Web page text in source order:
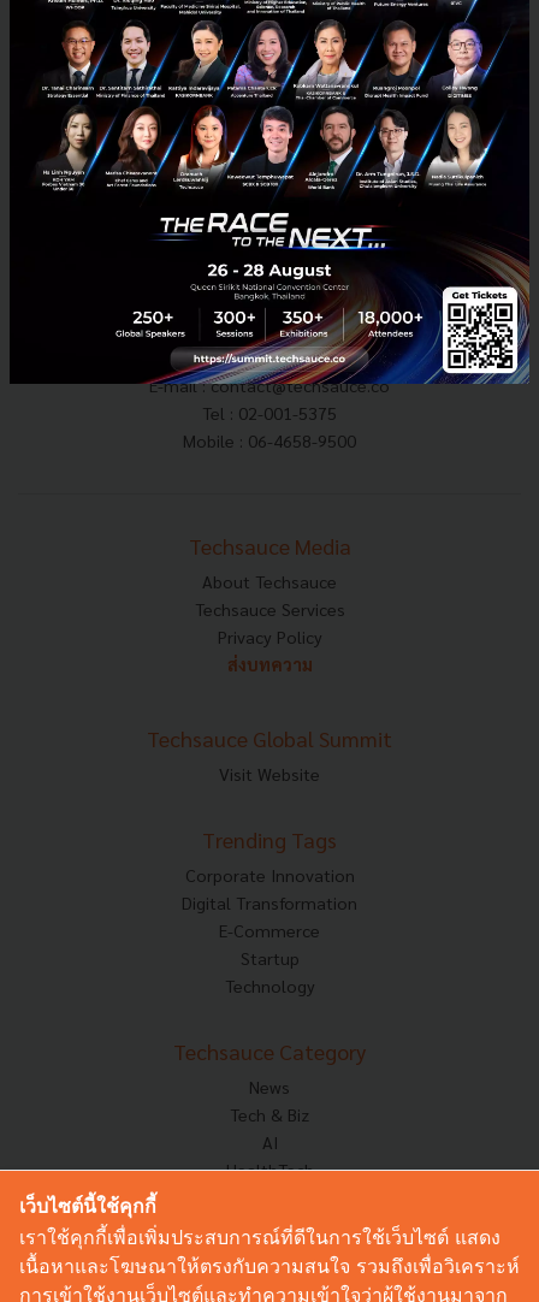
Google เปิดตัว Googlebook โน้ตบุ๊กหมวดหมู่ใหม่ที่หลอมรวม Android
กับ ChromeOS ออกแบบเพื่อ Gemini Intelligence ชูฟีเจอร์ Magic
Pointer และ Create your Widget ผลิตโดย Acer, ASUS, Del...
พฤษภาคม 13, 2026| By
Techsauce Team
News Google Gemini Android DeepMind
E-mail :contact@techsauce.co
Tel : 02-001-5375
Mobile : 06-4658-9500
Techsauce Media
About Techsauce
Techsauce Services
Privacy Policy
ส่งบทความ
Techsauce Global Summit
Visit Website
Trending Tags
Corporate Innovation
Digital Transformation
E-Commerce
Startup
Technology
Techsauce Category
News
Tech & Biz
AI
HealthTech
Corp Innov
Saucy Thoughts
Based On
เว็บไซต์นี้ใช้คุกกี้
เราใช้คุกกี้เพื่อเพิ่มประสบการณ์ที่ดีในการใช้เว็บไซต์ แสดง
เนื้อหาและโฆษณาให้ตรงกับความสนใจ รวมถึงเพื่อวิเคราะห์
การเข้าใช้งานเว็บไซต์และทำความเข้าใจว่าผู้ใช้งานมาจาก